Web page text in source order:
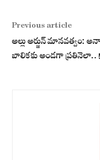
Previous article
అల్లు అర్జున్ మానవత్వం:
బాలికకు అండగా ప్రతినెలా..!